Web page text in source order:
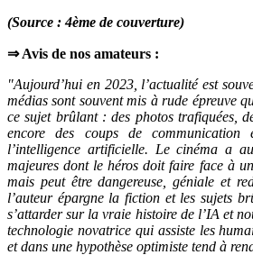
(Source : 4ème de couverture)
⇒ Avis de nos amateurs :
"Aujourd’hui en 2023, l’actualité est
médias sont souvent mis à rude épreuve
ce sujet brûlant : des photos trafiquées,
encore des coups de communication
l’intelligence artificielle. Le cinéma a
majeures dont le héros doit faire face à
mais peut être dangereuse, géniale et
l’auteur épargne la fiction et les sujets
s’attarder sur la vraie histoire de l’IA et
technologie novatrice qui assiste les
et dans une hypothèse optimiste tend à